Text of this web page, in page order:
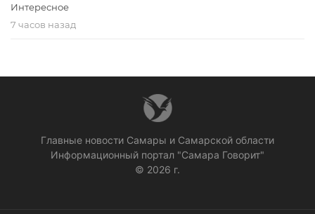
Интересное
7 часов назад
Главные новости Самары и Самарской области
Информационный портал "Самара Говорит"
© 2026 г.